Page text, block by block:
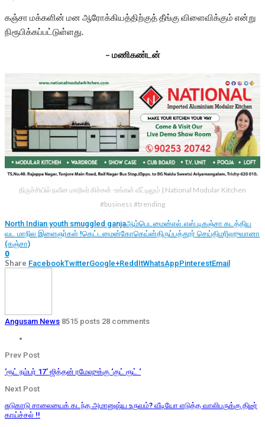
கஞ்சா மக்களின் மன ஆரோக்கியத்திற்குத் தீங்கு விளைவிக்கும் என்று
நிரூபிக்கப்பட்டுள்ளது.
– மணிகண்டன்
திருச்சியில் நவீன மாடூலர் கிச்சன் -உங்கள் வீட்டிலும் | National Modular Kitchen
#business #trending
North Indian youth smuggled ganjaஆம்பெடமைன்எல்.எஸ்.டிகஞ்சா கடத்திய
வட மாநில இளைஞர்கள் !கெட்டமைன்கோகெய்ன்திருப்பத்தூர் செய்திமரிஹுவானா
(கஞ்சா)
0
Share FacebookTwitterGoogle+ReddItWhatsAppPinterestEmail
Angusam News 8515 posts 28 comments
Prev Post
‘ரூட் நம்பர் 17’ ஜித்தன் ரமேஷுக்கு ‘குட் ரூட் ‘
Next Post
சுடுகாடு சாலையைக் கடந்த அமானுஷ்ய உருவம்? வீடியோ எடுத்த வாலிபருக்கு திடீர்
காய்ச்சல் !!